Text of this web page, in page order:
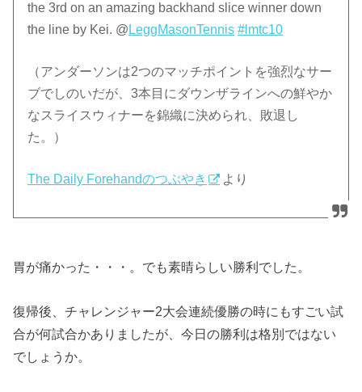
the 3rd on an amazing backhand slice winner down
the line by Kei. @ LeggMasonTennis #lmtc10
（アンダーソンは2つのマッチポイントを強烈なサー
ブでしのいだが、3本目にダウンザラインへの鮮やか
なスライスウィナーを錦織に決められ、敗退し
た。）
The Daily Forehandのつぶやき より
胃が痛かった・・・。でも素晴らしい勝利でした。
復帰後、チャレンジャー2大会連続優勝の時にもすごい試
合が何試合かありましたが、今日の勝利は格別ではない
でしょうか。